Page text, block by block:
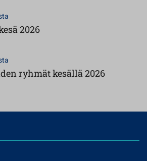
2026
ryhmät kesällä 2026